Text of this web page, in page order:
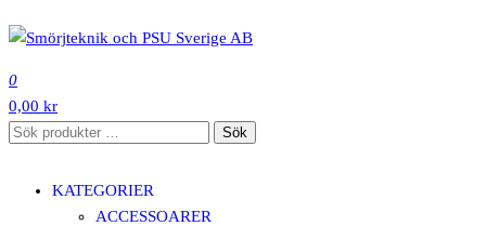
till
innehåll
0
0,00 kr
Sök
Sök
KATEGORIER
ACCESSOARER